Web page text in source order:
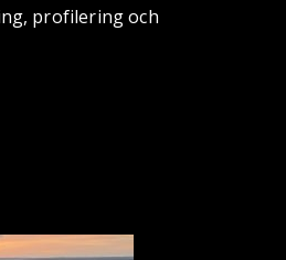
profilering och